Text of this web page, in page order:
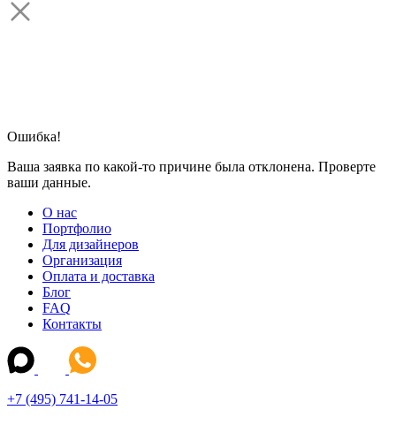
Ошибка!
Ваша заявка по какой-то причине была отклонена. Проверте
ваши данные.
О нас
Портфолио
Для дизайнеров
Организация
Оплата и доставка
Блог
FAQ
Контакты
+7 (495) 741-14-05